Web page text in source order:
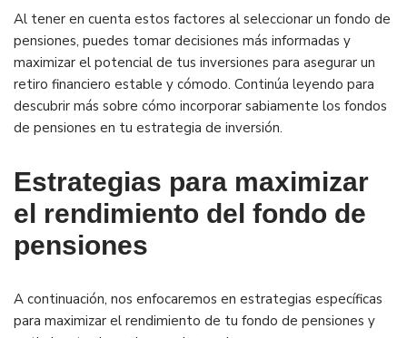
Al tener en cuenta estos factores al seleccionar un fondo de
pensiones, puedes tomar decisiones más informadas y
maximizar el potencial de tus inversiones para asegurar un
retiro financiero estable y cómodo. Continúa leyendo para
descubrir más sobre cómo incorporar sabiamente los fondos
de pensiones en tu estrategia de inversión.
Estrategias para maximizar
el rendimiento del fondo de
pensiones
A continuación, nos enfocaremos en estrategias específicas
para maximizar el rendimiento de tu fondo de pensiones y